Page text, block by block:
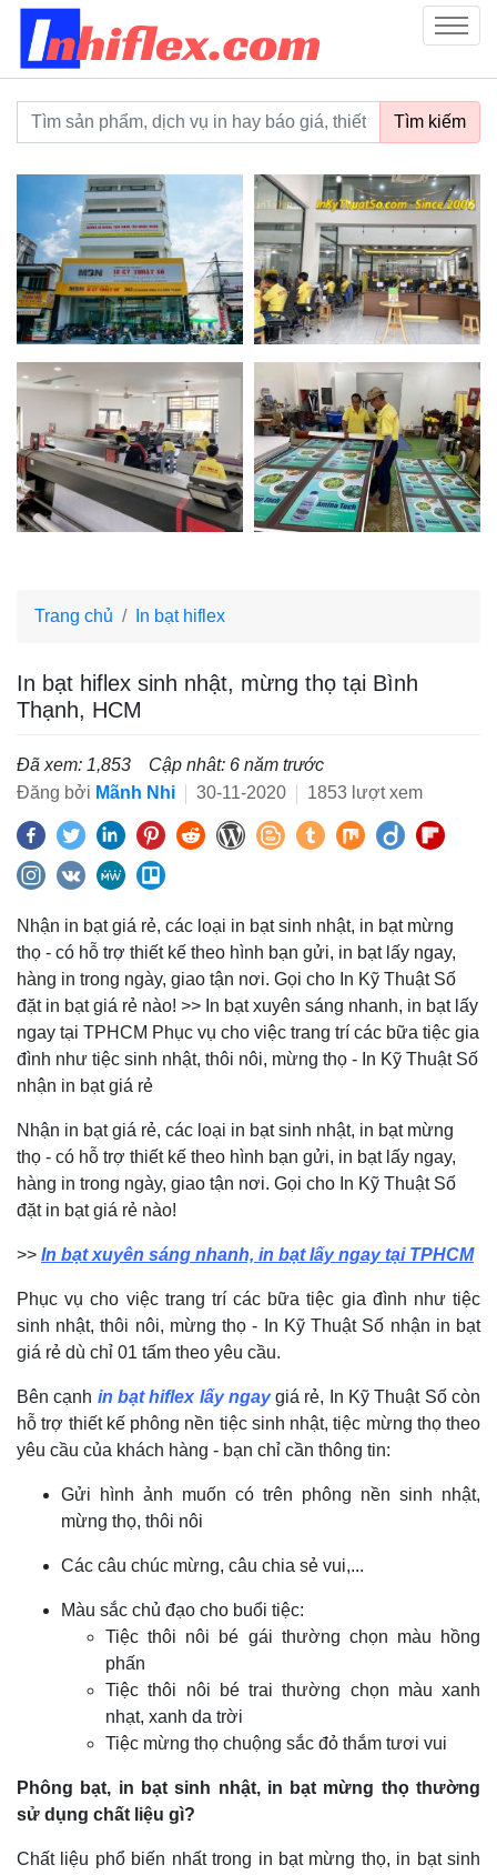
inhiflex.com
Menu
Từ khoá tìm kiếm Tìm kiếm
Trang chủ In bạt hiflex
In bạt hiflex sinh nhật, mừng thọ tại Bình
Thạnh, HCM
Đã xem: 1,853
Cập nhât: 6 năm trước
Đăng bởi Mãnh Nhi 30-11-2020 1853 lượt xem
Nhận in bạt giá rẻ, các loại in bạt sinh nhật, in bạt mừng
thọ - có hỗ trợ thiết kế theo hình bạn gửi, in bạt lấy ngay,
hàng in trong ngày, giao tận nơi. Gọi cho In Kỹ Thuật Số
đặt in bạt giá rẻ nào! >> In bạt xuyên sáng nhanh, in bạt lấy
ngay tại TPHCM Phục vụ cho việc trang trí các bữa tiệc gia
đình như tiệc sinh nhật, thôi nôi, mừng thọ - In Kỹ Thuật Số
nhận in bạt giá rẻ
Nhận in bạt giá rẻ, các loại in bạt sinh nhật, in bạt mừng
thọ - có hỗ trợ thiết kế theo hình bạn gửi, in bạt lấy ngay,
hàng in trong ngày, giao tận nơi. Gọi cho In Kỹ Thuật Số
đặt in bạt giá rẻ nào!
>> In bạt xuyên sáng nhanh, in bạt lấy ngay tại TPHCM
Phục vụ cho việc trang trí các bữa tiệc gia đình như tiệc
sinh nhật, thôi nôi, mừng thọ - In Kỹ Thuật Số nhận in bạt
giá rẻ dù chỉ 01 tấm theo yêu cầu.
Bên cạnh in bạt hiflex lấy ngaygiá rẻ, In Kỹ Thuật Số còn
hỗ trợ thiết kế phông nền tiệc sinh nhật, tiệc mừng thọ theo
yêu cầu của khách hàng - bạn chỉ cần thông tin:
Gửi hình ảnh muốn có trên phông nền sinh nhật,
mừng thọ, thôi nôi
Các câu chúc mừng, câu chia sẻ vui,...
Màu sắc chủ đạo cho buổi tiệc:
Tiệc thôi nôi bé gái thường chọn màu hồng
phấn
Tiệc thôi nôi bé trai thường chọn màu xanh
nhạt, xanh da trời
Tiệc mừng thọ chuộng sắc đỏ thắm tươi vui
Phông bạt, in bạt sinh nhật, in bạt mừng thọ thường
sử dụng chất liệu gì?
Chất liệu phổ biến nhất trong in bạt mừng thọ, in bạt sinh